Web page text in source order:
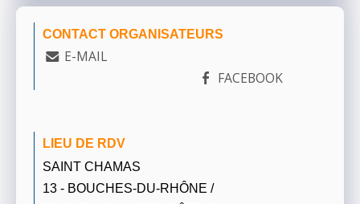
CONTACT ORGANISATEURS
E-MAIL
FACEBOOK
LIEU DE RDV
SAINT CHAMAS
13 - BOUCHES-DU-RHÔNE /